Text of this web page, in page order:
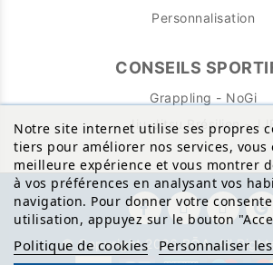
Personnalisation
CONSEILS
Grappling - NoGi
Jiu-Jitsu Brésilien -
Notre site internet utilise ses propres
tiers pour améliorer nos services,
meilleure expérience et vous montrer
à vos préférences en analysant vos
navigation. Pour donner votre
utilisation, appuyez sur le bouton
Politique de cookies Personnaliser
© Copyright 2026 BŌA. All